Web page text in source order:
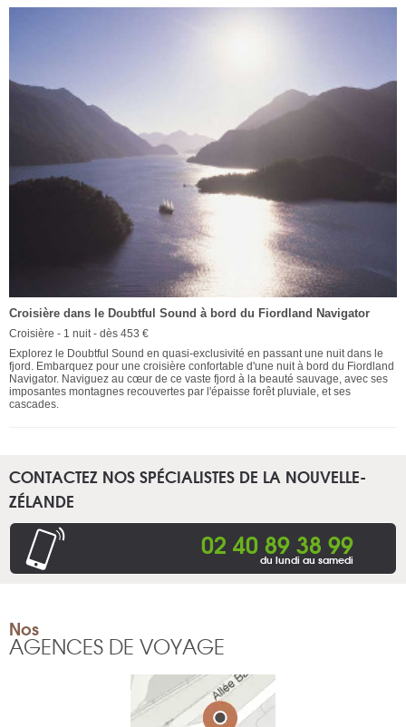
Croisière dans le Doubtful Sound à bord du Fiordland Navigator
Croisière - 1 nuit - dès 453 €
Explorez le Doubtful Sound en quasi-exclusivité en passant une nuit dans le
fjord. Embarquez pour une croisière confortable d'une nuit à bord du Fiordland
Navigator. Naviguez au cœur de ce vaste fjord à la beauté sauvage, avec ses
imposantes montagnes recouvertes par l'épaisse forêt pluviale, et ses
cascades.
CONTACTEZ NOS SPÉCIALISTES DE LA NOUVELLE-
ZÉLANDE
02 40 89 38 99
du lundi au samedi
Nos
AGENCES DE VOYAGE